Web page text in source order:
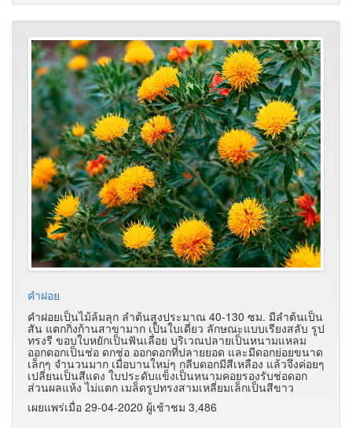
คำฝอย
คำฝอยเป็นไม้ล้มลุก ลำต้นสูงประมาณ 40-130 ซม. มีลำต้นเป็น
สัน แตกกิ่งก้านสาขามาก เป็นใบเดี่ยว ลักษณะแบบเรียงสลับ รูป
ทรงรี ขอบใบหยักเป็นฟันเลื่อย บริเวณปลายเป็นหนามแหลม
ออกดอกเป็นช่อ ดกช่อ ออกดอกที่ปลายยอด และมีดอกย่อยขนาด
เล็กๆ จำนวนมาก เมื่อบานใหม่ๆ กลีบดอกมีสีเหลือง แล้วจึงค่อยๆ
เปลี่ยนเป็นสีแดง ใบประดับแข็งเป็นหนามคอยรองรับช่อดอก
ส่วนผลแห้ง ไม่แตก เมล็ดรูปทรงสามเหลี่ยมเล็กเป็นสีขาว
เผยแพร่เมื่อ 29-04-2020 ผู้เช้าชม 3,486